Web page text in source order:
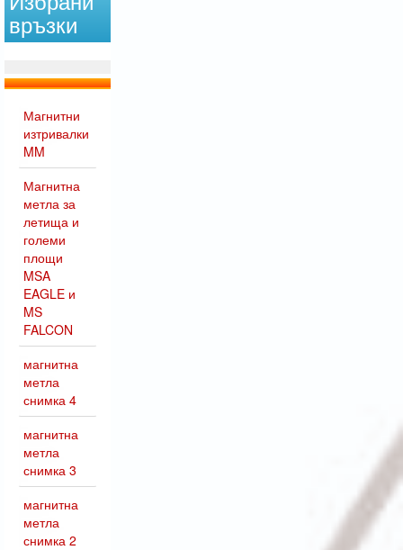
връзки
Магнитни
изтривалки
MM
Магнитна
метла за
летища и
големи
площи
MSA
EAGLE и
MS
FALCON
магнитна
метла
снимка 4
магнитна
метла
снимка 3
магнитна
метла
снимка 2